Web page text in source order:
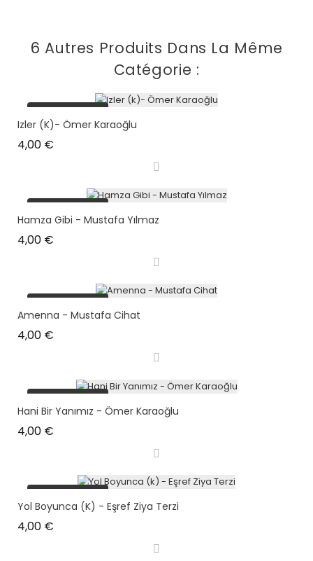
6 Autres Produits Dans La Même
Catégorie :
plus en stock
Izler (k)- Ömer Karaoğlu
4,00 €
plus en stock
Hamza Gibi - Mustafa Yılmaz
4,00 €
plus en stock
Amenna - Mustafa Cihat
4,00 €
plus en stock
Hani Bir Yanımız - Ömer Karaoğlu
4,00 €
plus en stock
Yol Boyunca (k) - Eşref Ziya Terzi
4,00 €